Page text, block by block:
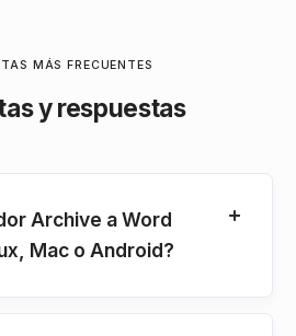
MÁS FRECUENTES
y respuestas
Archive a Word
Mac o Android?